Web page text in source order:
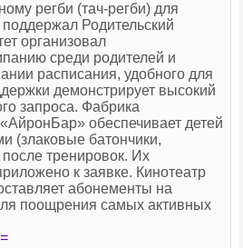
регби (тач-регби) для
Родительский
организовал
среди родителей и
расписания, удобного для
демонстрирует высокий
запроса. Фабрика
обеспечивает детей
(злаковые батончики,
тренировок. Их
к заявке. Кинотеатр
абонементы на
поощрения самых активных